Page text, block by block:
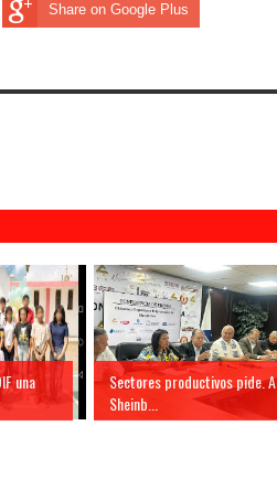
Share on Google Plus
una
Sectores productivos pide. A
Sheinb...